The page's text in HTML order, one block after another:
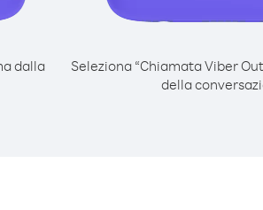
dalla
Seleziona “Chiamata Viber
della